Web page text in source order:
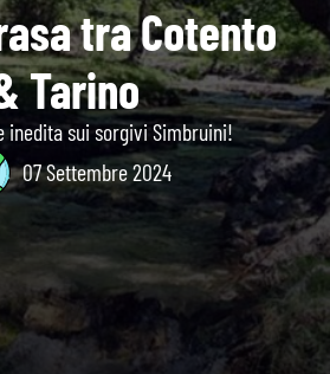
tra Cotento
Tarino
inedita sui sorgivi Simbruini!
07 Settembre 2024